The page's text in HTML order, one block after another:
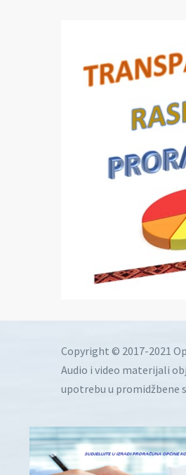
Copyright © 2017-2021
Audio i video materijali
upotrebu u promidžbene